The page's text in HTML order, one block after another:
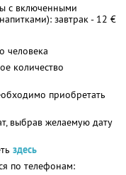
с включенными
завтрак - 12 €
человека
количество
приобретать
выбрав желаемую дату
здесь
по телефонам: